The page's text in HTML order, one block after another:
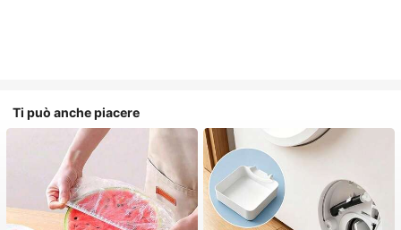
Ti può anche piacere